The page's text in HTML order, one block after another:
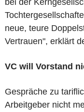
neue, teure
Vertrauen", erklärt
VC will Vorstand
Gespräche zu
Arbeitgeber nicht